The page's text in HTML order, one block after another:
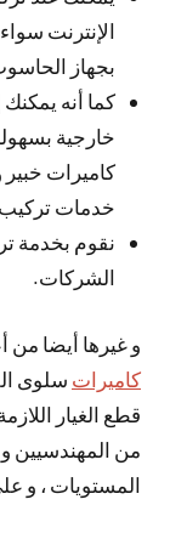
الإنترنت
بجهاز
كما أنه
خارجية
كاميرات
خدمات تركيب
نقوم بخدمة
الشركات.
و غيرها أيضا
كاميرات سلوى
قطع الغيار
من المهندسيين و
المستويات ، و